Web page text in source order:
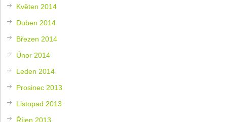
Květen 2014
Duben 2014
Březen 2014
Únor 2014
Leden 2014
Prosinec 2013
Listopad 2013
Říjen 2013